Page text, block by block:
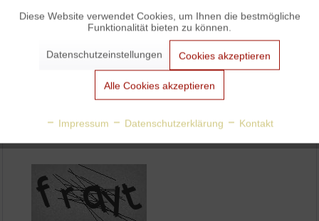
Aktiv
Aktiv
Personalisierung
Diese Website verwendet Cookies, um Ihnen die bestmögliche
Funktionalität bieten zu können.
Datenschutzeinstellungen Cookies akzeptieren
Alle Cookies akzeptieren
Impressum Datenschutzerklärung Kontakt